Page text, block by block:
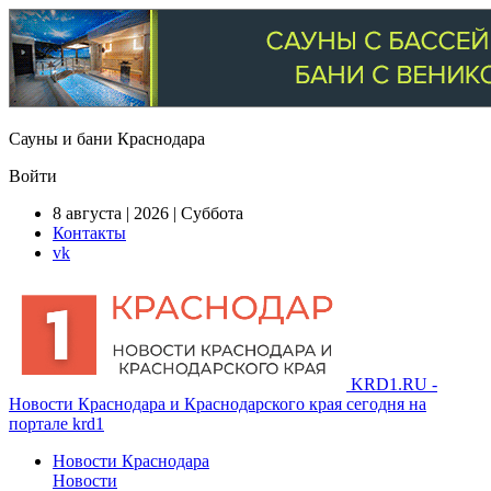
Сауны и бани Краснодара
Войти
8 августа | 2026 | Суббота
Контакты
vk
KRD1.RU -
Новости Краснодара и Краснодарского края сегодня на
портале krd1
Новости Краснодара
Новости